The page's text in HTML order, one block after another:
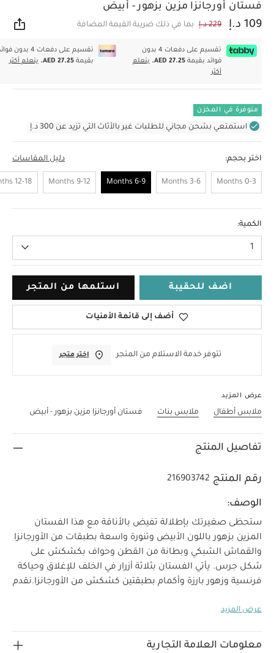
فستان أورجانزا مزين بزهور - أبيض
109 د.إ 229 د.إ بما في ذلك ضريبة القيمة المضافة
تقسيم على دفعات 4 بدون
فوائد بقيمة AED 27.25.
يتعلم
أكثر
تقسيم على دفعات 4 بدون
بقيمةAED 27.25. يتعلم أكثر
متوفرة في المخزن
استمتعي بشحن مجاني للطلبات غير بالأثاث التي تزيد عن 300 د.إ
اختر بحجم: دليل المقاسات
0-3 Months
3-6 Months
6-9 Months
9-12 Months
12-18 Months
الكمية:
1
اضف للحقيبة استلمها من المتجر
أضف إلى قائمة الأمنيات
تتوفر خدمة الاستلام من المتجر اختر متجر
عرض المزيد
ملابس أطفال ملابس بنات فستان أورجانزا مزين بزهور - أبيض
تفاصيل المنتج
رقم المنتج 216903742
الوصف:
ستحظى صغيرتك بإطلالة تفيض بالأناقة مع هذا الفستان
المزين بزهور باللون الأبيض وتنورة واسعة بطبقات من الأورجانزا
والقماش الشبكي وبطانة من القطن وحواف بكشكش على
شكل جرس. يأتي الفستان بثلاثة أزرار في الخلف للإغلاق وحياكة
فرنسية وزهور بارزة وأكمام بطبقتين كشكش من الأورجانزا.نقدم
بإطلالة أنيقة تخطف الأنظار، فالقطع تأتيك مصنوعة من خامات
إطلالة تكتمل بالتفاصيل الدقيقة، فقد أضفنا الكثير من
عرض المزيد
معلومات العلامة التجارية